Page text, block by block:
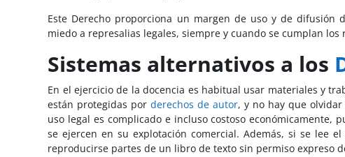
Este Derecho proporciona un margen de uso y de
miedo a represalias legales, siempre y cuando se cumplan
Sistemas alternativos a los
En el ejercicio de la docencia es habitual usar materiales y
están protegidas porderechos de autor, y no hay que
uso legal es complicado e incluso costoso económicamente,
se ejercen en su explotación comercial. Además, si se lee
reproducirse partes de un libro de texto sin permiso expreso